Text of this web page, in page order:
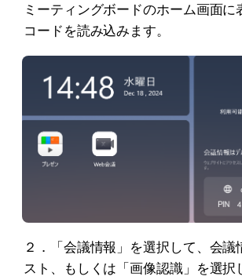
ミーティングボードのホーム画面に
コードを読み込みます。
２．「会議情報」を選択して、会
スト、もしくは「画像認識」を選択